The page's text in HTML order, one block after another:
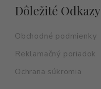
Dôležité Odkazy
Obchodné podmienky
Reklamačný poriadok
Ochrana súkromia